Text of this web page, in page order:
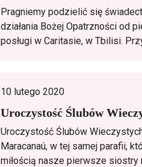
Pragniemy podzielić się
działania Bożej Opatrzności od
posługi w Caritasie, w Tbilisi.
10 lutego 2020
Uroczystość Ślubów
Uroczystość Ślubów
Maracanaú, w tej samej parafii,
miłością nasze pierwsze siostry